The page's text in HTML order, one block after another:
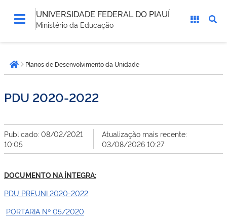
UNIVERSIDADE FEDERAL DO PIAUÍ
Ministério da Educação
está
aqui:Página inicial
Planos de Desenvolvimento da Unidade
PDU 2020-2022
Publicado: 08/02/2021
10:05
Atualização mais recente:
03/08/2026 10:27
DOCUMENTO NA ÍNTEGRA:
PDU PREUNI 2020-2022
PORTARIA Nº 05/2020